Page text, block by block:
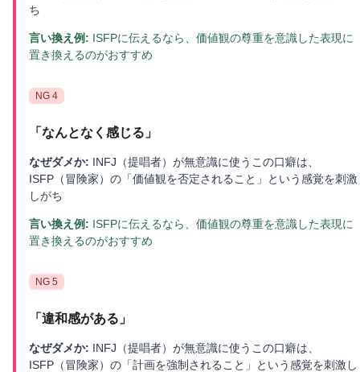
ち
言い換え例: ISFPに伝えるなら、価値観の尊重を意識した表現に
置き換えるのがおすすめ
NG 4
「 なんとなく感じる 」
なぜダメか: INFJ（提唱者）が無意識に使うこの口癖は、
ISFP（冒険家）の「価値観を否定されること」という感覚を刺激
しがち
言い換え例: ISFPに伝えるなら、価値観の尊重を意識した表現に
置き換えるのがおすすめ
NG 5
「 違和感がある 」
なぜダメか: INFJ（提唱者）が無意識に使うこの口癖は、
ISFP（冒険家）の「計画を強制されること」という感覚を刺激し